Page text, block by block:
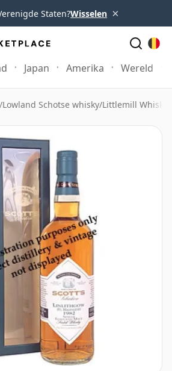
Staten?Wisselen ×
Japan Amerika Wereld
/Lowland Schotse whisky/Littlemill Whisky